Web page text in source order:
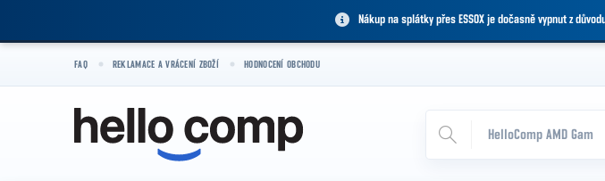
Nákup na splátky přes ESSOX je dočasně vypnut z
FAQ REKLAMACE A VRÁCENÍ ZBOŽÍ HODNOCENÍ OBCHODU